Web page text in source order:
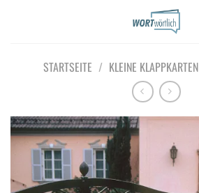
STARTSEITE / KLEINE KLAPPKARTEN